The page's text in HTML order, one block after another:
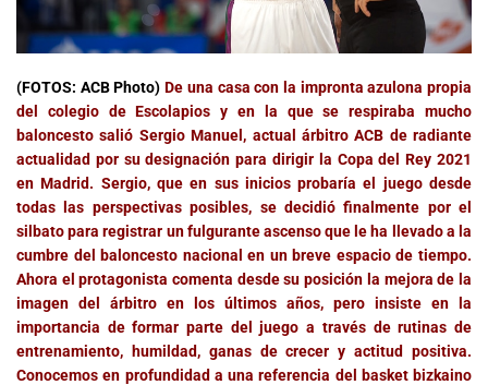
(FOTOS: ACB Photo) De una casa con la impronta azulona propia
del colegio de Escolapios y en la que se respiraba mucho
baloncesto salió Sergio Manuel, actual árbitro ACB de radiante
actualidad por su designación para dirigir la Copa del Rey 2021
en Madrid. Sergio, que en sus inicios probaría el juego desde
todas las perspectivas posibles, se decidió finalmente por el
silbato para registrar un fulgurante ascenso que le ha llevado a la
cumbre del baloncesto nacional en un breve espacio de tiempo.
Ahora el protagonista comenta desde su posición la mejora de la
imagen del árbitro en los últimos años, pero insiste en la
importancia de formar parte del juego a través de rutinas de
entrenamiento, humildad, ganas de crecer y actitud positiva.
Conocemos en profundidad a una referencia del basket bizkaino